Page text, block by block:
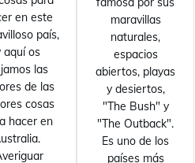
en este
país,
aquí os
las
de las
cosas
hacer en
maravillas
naturales,
espacios
abiertos, playas
y desiertos,
"The Bush" y
"The Outback".
Es uno de los
países más